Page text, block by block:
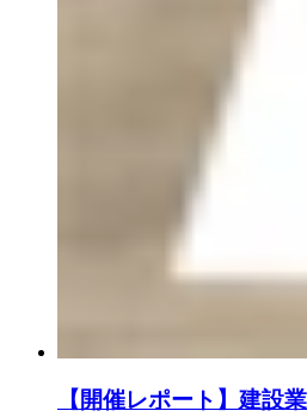
【開催レポート】建設